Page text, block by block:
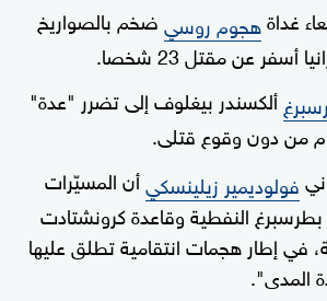
غداةهجوم روسيضخم بالصواريخ
عن مقتل 23 شخصا.
ألكسندر بيغلوف إلى تضرر "عدة"
من دون وقوع قتلى.
فولوديمير زيلينسكيأن المسيّرات
النفطية وقاعدة كرونشتادت
في إطار هجمات انتقامية تطلق عليها
المدى".